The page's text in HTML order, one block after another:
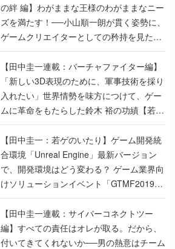
の絆 編】わがままな王様のわがままなニー
ズを満たす！──小山順一朗が貫く姿勢に、
ゲームクリエイターとしての矜持を見た
【若ゲのいたり最終回】
【田中圭一連載：バーチャファイター編】
「新しい3D表現のために、軍事技術を採り
入れたい」世界情勢を味方につけて、ゲー
ムに革命をもたらした鈴木 裕の功績【若ゲ
のいたり】
【田中圭一：若ゲのいたり】ゲーム開発統
合環境「Unreal Engine」最新バージョン
で、開発環境はどう変わる？ ゲーム業界向
けソリューションイベント「GTMF2019」
に行って、より理解を深めよう【PR】
【田中圭一連載：サイバーコネクトツー
編】すべての責任はオレが取る。だから、
付いてきてくれないか──男の熱意はチーム